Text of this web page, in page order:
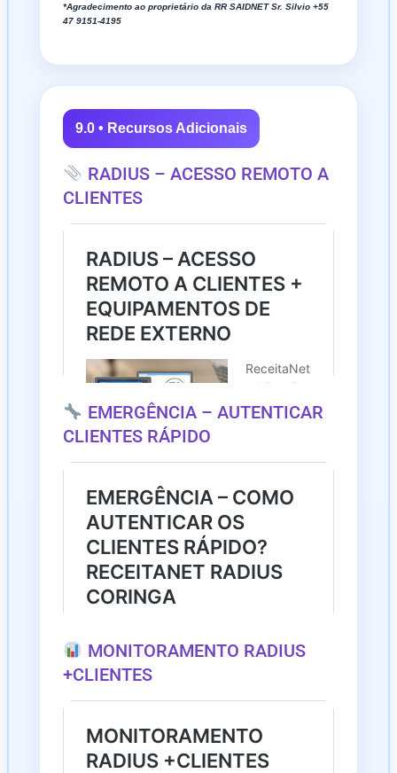
*Agradecimento ao proprietário da RR SAIDNET Sr. Silvio +55
47 9151-4195
9.0 • Recursos Adicionais
RADIUS – ACESSO REMOTO A
CLIENTES
EMERGÊNCIA – AUTENTICAR
CLIENTES RÁPIDO
MONITORAMENTO RADIUS
+CLIENTES